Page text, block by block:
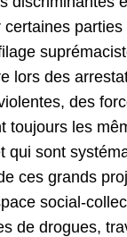
parties
lors des
des
toujours les
qui sont
ces grands
social-
de drogues,